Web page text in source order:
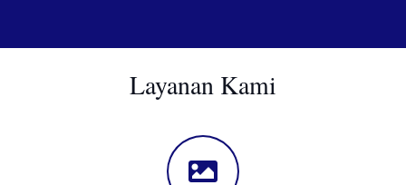
Layanan Kami